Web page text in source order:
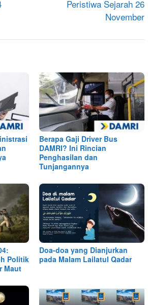
Peristiwa Sejarah 26
November
Berapa Gaji Driver Bus
DAMRI? Ini Rincian
Penghasilan dan
Tunjangannya
Politik
Maut
Doa-doa yang Dianjurkan
pada Malam Lailatul Qadar